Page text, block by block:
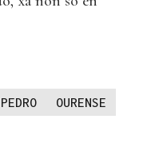
OURENSE